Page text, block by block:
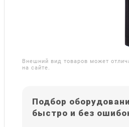
Внешний вид товаров может
на сайте.
Подбор
быстро и без